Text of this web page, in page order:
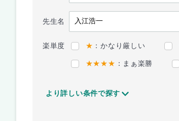
先生名
楽単度 ★ ：かなり厳しい
★★★★ ：まぁ楽勝
より詳しい条件で探す